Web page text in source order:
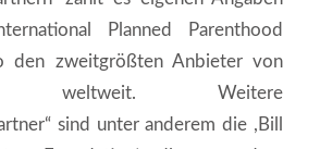
Planned Parenthood
den zweitgrößten Anbieter von
weltweit. Weitere
sind unter anderem die ,Bill